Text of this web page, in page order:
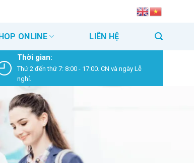
ONLINE LIÊN HỆ
Thời gian:
Thứ 2 đến thứ 7: 8:00 - 17:00. CN và ngày Lễ
nghỉ.